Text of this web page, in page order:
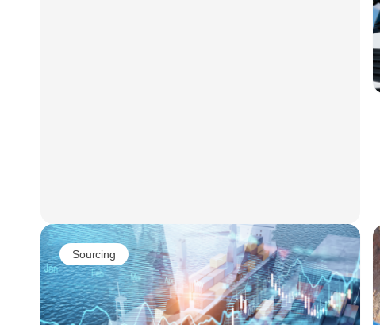
Sourcing